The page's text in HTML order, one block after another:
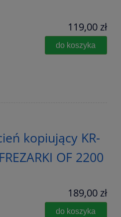
119,00 zł
do koszyka
kopiujący KR-
OF 2200
189,00 zł
do koszyka